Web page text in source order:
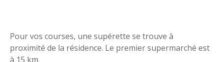
Pour vos courses, une supérette se trouve à
proximité de la résidence. Le premier supermarché est
à 15 km.